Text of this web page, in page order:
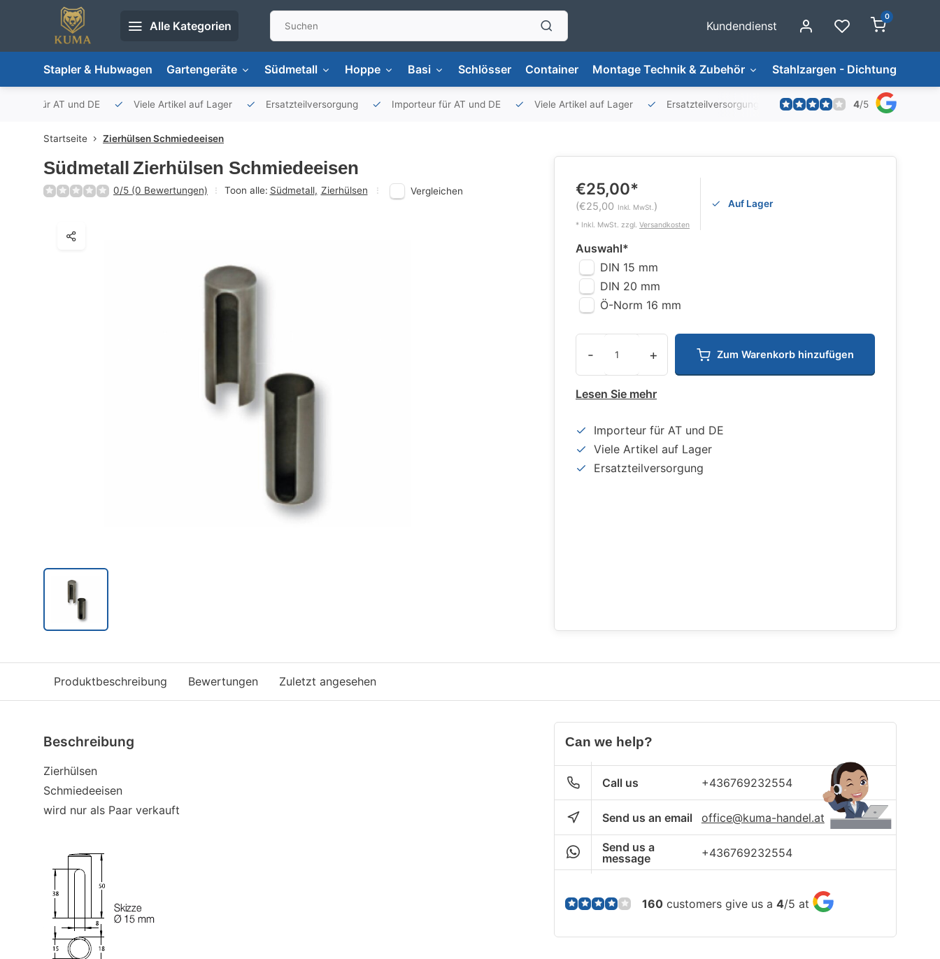
Alle Kategorien Kundendienst
0
Stapler & Hubwagen Gartengeräte Südmetall Hoppe Basi Schlösser Container Montage Technik & Zubehör Stahlzargen - Dichtungen
für AT und DE Viele Artikel auf Lager Ersatzteilversorgung Importeur für AT und DE Viele Artikel auf Lager Ersatzteilversorgung 4/5
Startseite Zierhülsen Schmiedeeisen
Südmetall Zierhülsen Schmiedeeisen
0/5 (0 Bewertungen) Toon alle: Südmetall, Zierhülsen Vergleichen €25,00*
(€25,00 Inkl. MwSt. )
* Inkl. MwSt. zzgl. Versandkosten
Auf Lager
Auswahl*
DIN 15 mm
DIN 20 mm
Ö-Norm 16 mm
- + Zum Warenkorb hinzufügen
Lesen Sie mehr
Importeur für AT und DE
Viele Artikel auf Lager
Ersatzteilversorgung
Produktbeschreibung Bewertungen Zuletzt angesehen
Beschreibung
Zierhülsen
Schmiedeeisen
wird nur als Paar verkauft
Can we help?
Call us +436769232554
Send us an email office@kuma-handel.at
Send us a
message
+436769232554
160 customers give us a 4/5 at